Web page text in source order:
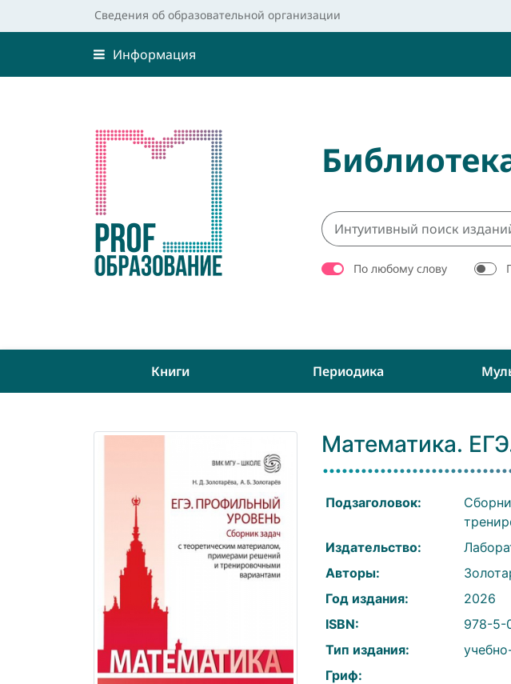
Сведения об образовательной организации
Информация
По любому слову
Книги Периодика
Математика.
Подзаголовок:
Издательство:
Авторы:
Год издания:
2026
ISBN:
978-5-
Тип издания:
Гриф: